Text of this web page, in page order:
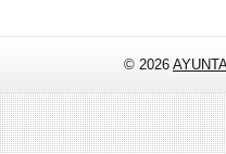
© 2026